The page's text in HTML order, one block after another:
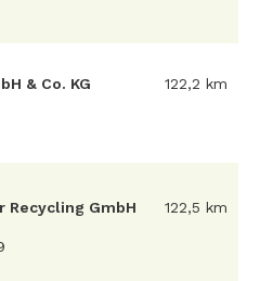
& Co. KG
122,2 km
Recycling GmbH
122,5 km